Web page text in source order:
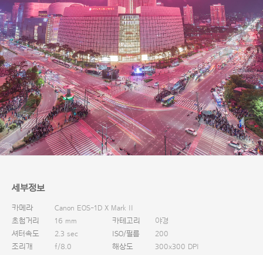
세부정보
카메라
Canon EOS-1D X Mark II
초첨거리
16 mm 카테고리
야경
셔터속도
2.3 sec ISO/필름
200
조리개
f/8.0 해상도
300x300 DPI